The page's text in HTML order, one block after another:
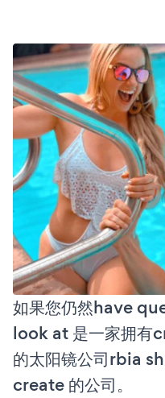
如果您仍然have
look at 是一家拥有
的太阳镜公司rbia
create 的公司。